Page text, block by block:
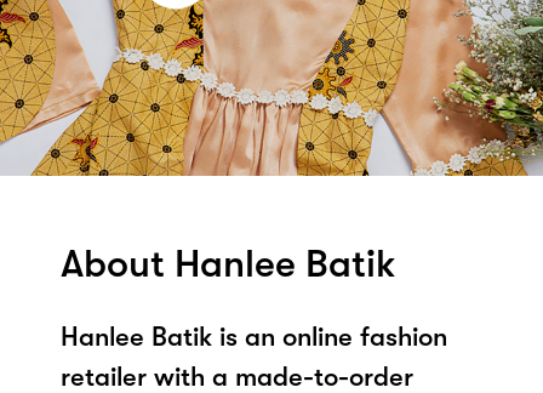
About Hanlee Batik
Hanlee Batik is an online fashion
retailer with a made-to-order